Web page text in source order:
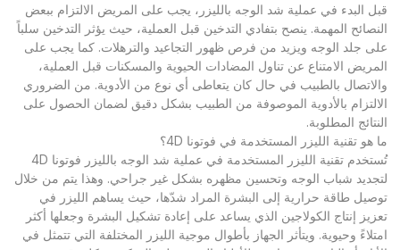
قبل البدء في عملية شد الوجه بالليزر، يجب على المريض الالتزام ببعض
النصائح المهمة. ينصح بتفادي التدخين قبل العملية، حيث يؤثر التدخين سلباً
على جلد الوجه ويزيد من فرص ظهور التجاعيد والترهلات. كما يجب على
المريض الامتناع عن تناول المضادات الحيوية والمسكنات قبل العملية،
والاتصال بالطبيب في حال كان يتعاطى أي نوع من الأدوية. من الضروري
الالتزام بالأدوية الموصوفة من الطبيب بشكل دقيق لضمان الحصول على
النتائج المطلوبة.
ما هو تقنية الليزر المستخدمة في فوتونا 4D؟
تُستخدم تقنية الليزر المستخدمة في عملية شد الوجه بالليزر فوتونا 4D
لتجديد شباب الوجه وتحسين مظهره بشكل غير جراحي. وهذا يتم من خلال
توصيل طاقة حرارية إلى البشرة المراد شدّها، حيث يساهم الليزر في
تعزيز إنتاج الكولاجين الذي يساعد على إعادة تشكيل البشرة وجعلها أكثر
امتلاءً وحيوية. ويتأثر الجهاز بأطوال موجية الليزر المختلفة التي تتمثل في